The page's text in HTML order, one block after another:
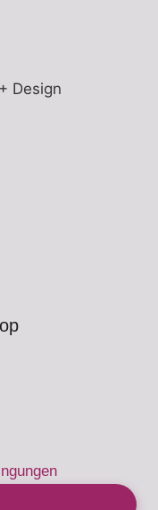
Design